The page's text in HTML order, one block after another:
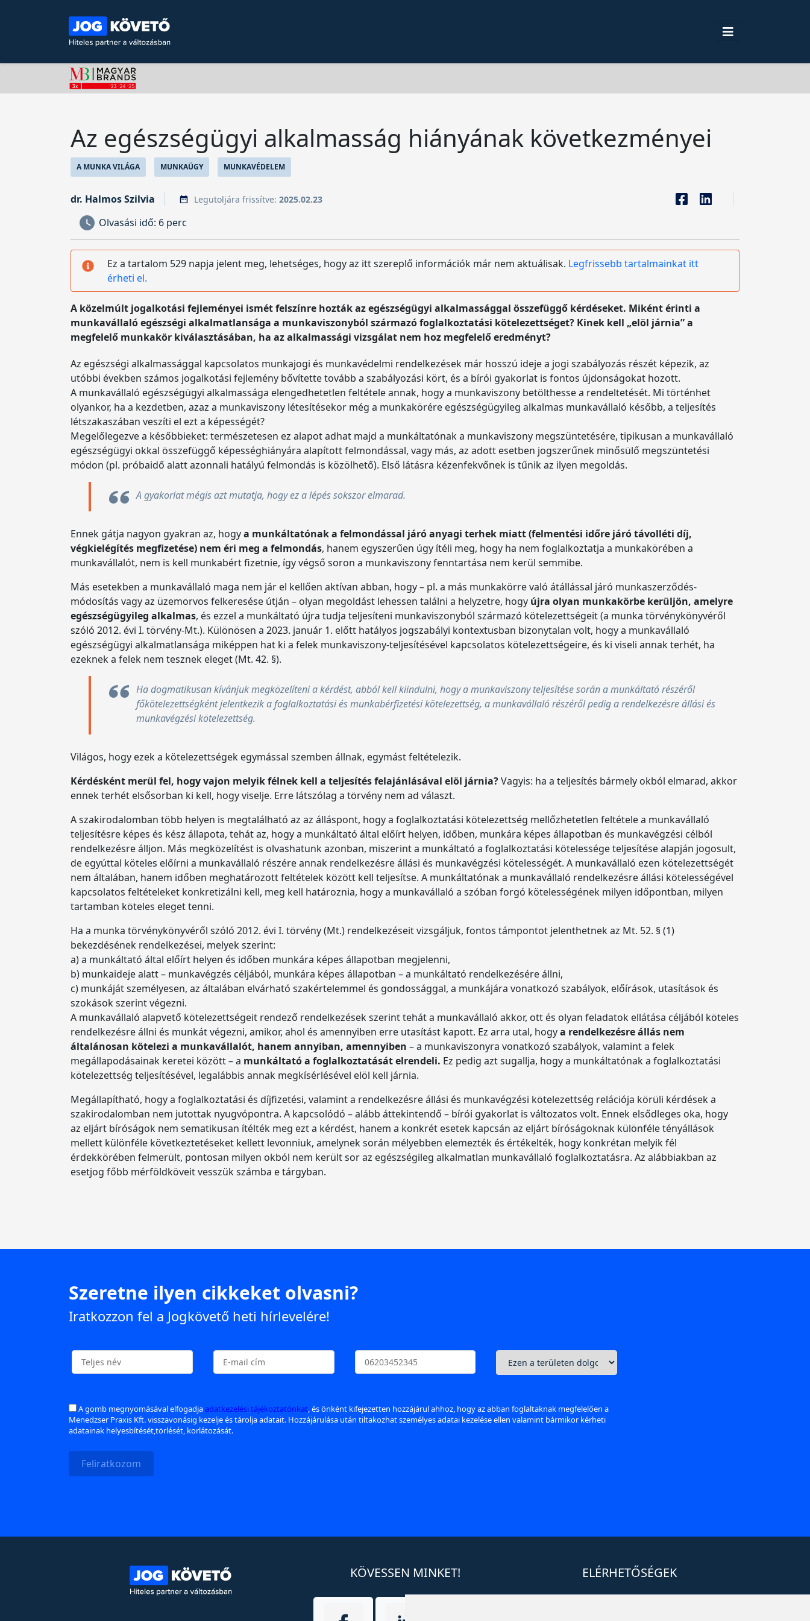
Az egészségügyi alkalmasság hiányának következményei
A MUNKA VILÁGA MUNKAÜGY MUNKAVÉDELEM
dr. Halmos Szilvia Legutoljára frissítve: 2025.02.23
Olvasási idő: 6 perc
Ez a tartalom 529 napja jelent meg, lehetséges, hogy az itt szereplő információk már nem aktuálisak. Legfrissebb tartalmainkat itt
érheti el.
A közelmúlt jogalkotási fejleményei ismét felszínre hozták az egészségügyi alkalmassággal összefüggő kérdéseket. Miként érinti a
munkavállaló egészségi alkalmatlansága a munkaviszonyból származó foglalkoztatási kötelezettséget? Kinek kell „elöl járnia” a
megfelelő munkakör kiválasztásában, ha az alkalmassági vizsgálat nem hoz megfelelő eredményt?
Az egészségi alkalmassággal kapcsolatos munkajogi és munkavédelmi rendelkezések már hosszú ideje a jogi szabályozás részét képezik, az
utóbbi években számos jogalkotási fejlemény bővítette tovább a szabályozási kört, és a bírói gyakorlat is fontos újdonságokat hozott.
A munkavállaló egészségügyi alkalmassága elengedhetetlen feltétele annak, hogy a munkaviszony betölthesse a rendeltetését. Mi történhet
olyankor, ha a kezdetben, azaz a munkaviszony létesítésekor még a munkakörére egészségügyileg alkalmas munkavállaló később, a teljesítés
létszakaszában veszíti el ezt a képességét?
Megelőlegezve a későbbieket: természetesen ez alapot adhat majd a munkáltatónak a munkaviszony megszüntetésére, tipikusan a munkavállaló
egészségügyi okkal összefüggő képességhiányára alapított felmondással, vagy más, az adott esetben jogszerűnek minősülő megszüntetési
módon (pl. próbaidő alatt azonnali hatályú felmondás is közölhető). Első látásra kézenfekvőnek is tűnik az ilyen megoldás.
A gyakorlat mégis azt mutatja, hogy ez a lépés sokszor elmarad.
Ennek gátja nagyon gyakran az, hogya munkáltatónak a felmondással járó anyagi terhek miatt (felmentési időre járó távolléti díj,
végkielégítés megfizetése) nem éri meg a felmondás, hanem egyszerűen úgy ítéli meg, hogy ha nem foglalkoztatja a munkakörében a
munkavállalót, nem is kell munkabért fizetnie, így végső soron a munkaviszony fenntartása nem kerül semmibe.
Más esetekben a munkavállaló maga nem jár el kellően aktívan abban, hogy – pl. a más munkakörre való átállással járó munkaszerződés-
módosítás vagy az üzemorvos felkeresése útján – olyan megoldást lehessen találni a helyzetre, hogy újra olyan munkakörbe kerüljön, amelyre
egészségügyileg alkalmas, és ezzel a munkáltató újra tudja teljesíteni munkaviszonyból származó kötelezettségeit (a munka törvénykönyvéről
szóló 2012. évi I. törvény-Mt.). Különösen a 2023. január 1. előtt hatályos jogszabályi kontextusban bizonytalan volt, hogy a munkavállaló
egészségügyi alkalmatlansága miképpen hat ki a felek munkaviszony-teljesítésével kapcsolatos kötelezettségeire, és ki viseli annak terhét, ha
ezeknek a felek nem tesznek eleget (Mt. 42. §).
Ha dogmatikusan kívánjuk megközelíteni a kérdést, abból kell kiindulni, hogy a munkaviszony teljesítése során a munkáltató részéről
főkötelezettségként jelentkezik a foglalkoztatási és munkabérfizetési kötelezettség, a munkavállaló részéről pedig a rendelkezésre állási és
munkavégzési kötelezettség.
Világos, hogy ezek a kötelezettségek egymással szemben állnak, egymást feltételezik.
Kérdésként merül fel, hogy vajon melyik félnek kell a teljesítés felajánlásával elöl járnia?Vagyis: ha a teljesítés bármely okból elmarad, akkor
ennek terhét elsősorban ki kell, hogy viselje. Erre látszólag a törvény nem ad választ.
A szakirodalomban több helyen is megtalálható az az álláspont, hogy a foglalkoztatási kötelezettség mellőzhetetlen feltétele a munkavállaló
teljesítésre képes és kész állapota, tehát az, hogy a munkáltató által előírt helyen, időben, munkára képes állapotban és munkavégzési célból
rendelkezésre álljon. Más megközelítést is olvashatunk azonban, miszerint a munkáltató a foglalkoztatási kötelessége teljesítése alapján jogosult,
de egyúttal köteles előírni a munkavállaló részére annak rendelkezésre állási és munkavégzési kötelességét. A munkavállaló ezen kötelezettségét
nem általában, hanem időben meghatározott feltételek között kell teljesítse. A munkáltatónak a munkavállaló rendelkezésre állási kötelességével
kapcsolatos feltételeket konkretizálni kell, meg kell határoznia, hogy a munkavállaló a szóban forgó kötelességének milyen időpontban, milyen
tartamban köteles eleget tenni.
Ha a munka törvénykönyvéről szóló 2012. évi I. törvény (Mt.) rendelkezéseit vizsgáljuk, fontos támpontot jelenthetnek az Mt. 52. § (1)
bekezdésének rendelkezései, melyek szerint:
a) a munkáltató által előírt helyen és időben munkára képes állapotban megjelenni,
b) munkaideje alatt – munkavégzés céljából, munkára képes állapotban – a munkáltató rendelkezésére állni,
c) munkáját személyesen, az általában elvárható szakértelemmel és gondossággal, a munkájára vonatkozó szabályok, előírások, utasítások és
szokások szerint végezni.
A munkavállaló alapvető kötelezettségeit rendező rendelkezések szerint tehát a munkavállaló akkor, ott és olyan feladatok ellátása céljából köteles
rendelkezésre állni és munkát végezni, amikor, ahol és amennyiben erre utasítást kapott. Ez arra utal, hogya rendelkezésre állás nem
általánosan kötelezi a munkavállalót, hanem annyiban, amennyiben – a munkaviszonyra vonatkozó szabályok, valamint a felek
megállapodásainak keretei között – a munkáltató a foglalkoztatását elrendeli. Ez pedig azt sugallja, hogy a munkáltatónak a foglalkoztatási
kötelezettség teljesítésével, legalábbis annak megkísérlésével elöl kell járnia.
Megállapítható, hogy a foglalkoztatási és díjfizetési, valamint a rendelkezésre állási és munkavégzési kötelezettség relációja körüli kérdések a
szakirodalomban nem jutottak nyugvópontra. A kapcsolódó – alább áttekintendő – bírói gyakorlat is változatos volt. Ennek elsődleges oka, hogy
az eljárt bíróságok nem sematikusan ítélték meg ezt a kérdést, hanem a konkrét esetek kapcsán az eljárt bíróságoknak különféle tényállások
mellett különféle következtetéseket kellett levonniuk, amelynek során mélyebben elemezték és értékelték, hogy konkrétan melyik fél
érdekkörében felmerült, pontosan milyen okból nem került sor az egészségileg alkalmatlan munkavállaló foglalkoztatásra. Az alábbiakban az
esetjog főbb mérföldköveit vesszük számba e tárgyban.
Szeretne ilyen cikkeket olvasni?
Iratkozzon fel a Jogkövető heti hírlevelére!
A gomb megnyomásával elfogadjaadatkezelési tájékoztatónkat, és önként kifejezetten hozzájárul ahhoz, hogy az abban foglaltaknak megfelelően a
Menedzser Praxis Kft. visszavonásig kezelje és tárolja adatait. Hozzájárulása után tiltakozhat személyes adatai kezelése ellen valamint bármikor kérheti
adatainak helyesbítését,törlését, korlátozását.
Feliratkozom
KÖVESSEN MINKET! ELÉRHETŐSÉGEK